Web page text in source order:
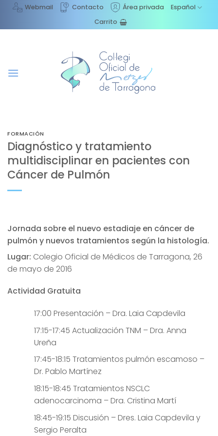
Saltar
contenido
Webmail Contacto Área privada
Español
Carrito
FORMACIÓN
Diagnóstico y tratamiento
multidisciplinar en pacientes con
Cáncer de Pulmón
Jornada sobre el nuevo estadiaje en cáncer de
pulmón y nuevos tratamientos según la histología.
Lugar: Colegio Oficial de Médicos de Tarragona, 26
de mayo de 2016
Actividad Gratuita
17:00 Presentación – Dra. Laia Capdevila
17:15-17:45 Actualización TNM – Dra. Anna
Ureña
17:45-18:15 Tratamientos pulmón escamoso –
Dr. Pablo Martínez
18:15-18:45 Tratamientos NSCLC
adenocarcinoma – Dra. Cristina Martí
18:45-19:15 Discusión – Dres. Laia Capdevila y
Sergio Peralta